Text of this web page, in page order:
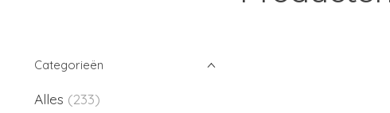
Categorieën
Alles (233)